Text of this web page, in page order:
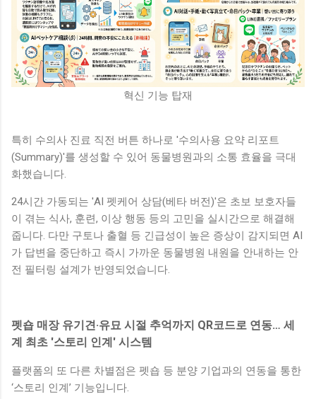
혁신 기능 탑재
특히 수의사 진료 직전 버튼 하나로 '수의사용 요약 리포트
(Summary)'를 생성할 수 있어 동물병원과의 소통 효율을 극대
화했습니다.
24시간 가동되는 'AI 펫케어 상담(베타 버전)'은 초보 보호자들
이 겪는 식사, 훈련, 이상 행동 등의 고민을 실시간으로 해결해
줍니다. 다만 구토나 출혈 등 긴급성이 높은 증상이 감지되면 AI
가 답변을 중단하고 즉시 가까운 동물병원 내원을 안내하는 안
전 필터링 설계가 반영되었습니다.
펫숍 매장 유기견·유묘 시절 추억까지 QR코드로 연동… 세
계 최초 '스토리 인계' 시스템
플랫폼의 또 다른 차별점은 펫숍 등 분양 기업과의 연동을 통한
‘스토리 인계’ 기능입니다.